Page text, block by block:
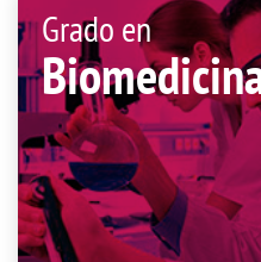
Grado en